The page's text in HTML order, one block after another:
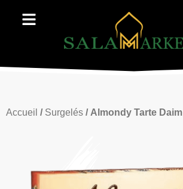
Accueil / Surgelés / Almondy Tarte Daim